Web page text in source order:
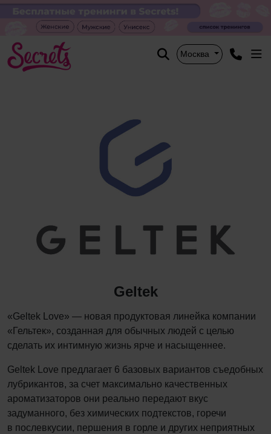
Москва
Geltek
«Geltek Love» — новая продуктовая линейка компании
«Гельтек», созданная для обычных людей с целью
сделать их интимную жизнь ярче и насыщеннее.
Geltek Lоve предлагает 6 базовых вариантов съедобных
лубрикантов, за счет максимально качественных
ароматизаторов они реально передают вкус
задуманного, без химических подтекстов, горечи
в послевкусии, першения в горле и других неприятных